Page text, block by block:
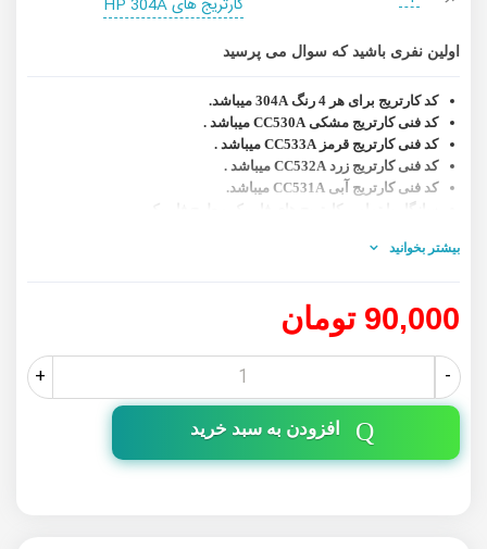
کارتریج های HP 304A
اولین نفری باشید که سوال می پرسید
کد کارتریج برای هر 4 رنگ 304A میباشد.
کد فنی کارتریج مشکیCC530A میباشد .
کد فنی کارتریج قرمزCC533A میباشد .
کد فنی کارتریج زرد CC532A میباشد .
کد فنی کارتریج آبی CC531A میباشد.
سازگار با تمامی کارتریج های فابریک و طرح فابریک
بیشتر بخوانید
90,000 تومان
-
+
افزودن به سبد خرید